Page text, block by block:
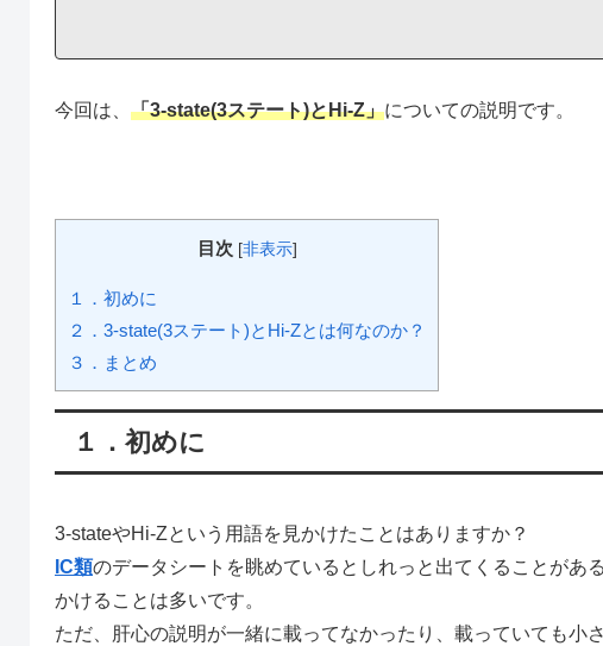
今回は、 「3-state(3ステート)とHi-Z」についての説明です。
目次 [非表示]
１．初めに
２．3-state(3ステート)とHi-Zとは何なのか？
３．まとめ
１．初めに
3-stateやHi-Zという用語を見かけたことはありますか？
IC類のデータシートを眺めているとしれっと出てくることがあ
かけることは多いです。
ただ、肝心の説明が一緒に載ってなかったり、載っていても